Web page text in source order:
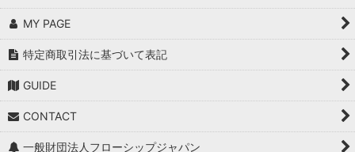
MY PAGE
特定商取引法に基づいて表記
GUIDE
CONTACT
一般財団法人フローシップジャパン